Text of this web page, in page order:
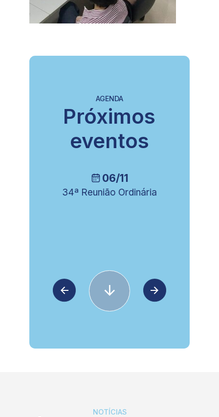
AGENDA
Próximos
eventos
06/11
34ª Reunião Ordinária
NOTÍCIAS